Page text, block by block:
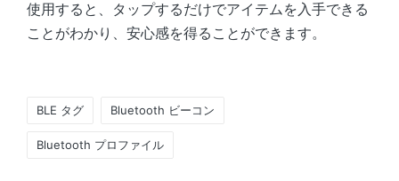
使用すると、タップするだけでアイテムを入手できる
ことがわかり、安心感を得ることができます。
BLE タグ Bluetooth ビーコン
Bluetooth プロファイル